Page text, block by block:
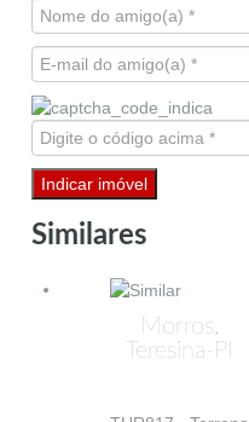
Similares
Morros,
Teresina-PI